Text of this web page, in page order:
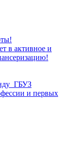
в активное и
ГБУЗ
и первых